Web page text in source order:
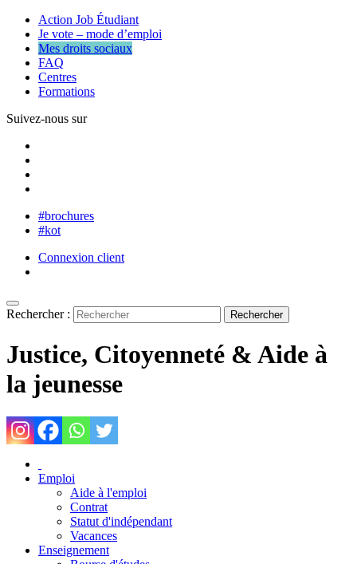
Action Job Étudiant
Je vote – mode d’emploi
Mes droits sociaux
FAQ
Centres
Formations
Suivez-nous sur
#brochures
#kot
Connexion client
Rechercher :
Justice, Citoyenneté & Aide à
la jeunesse
Emploi
Aide à l'emploi
Contrat
Statut d'indépendant
Vacances
Enseignement